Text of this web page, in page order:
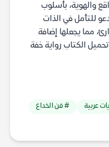
والهوية، بأسلوب
للتأمل في الذات
مما يجعلها إضافة
الكتاب رواية خفة
عربية
# فن الخداع